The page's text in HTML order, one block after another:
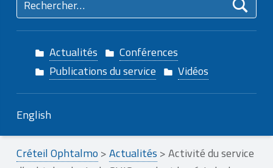
Actualités
Conférences
Publications du service
Vidéos
English
Créteil Ophtalmo >Actualités >Activité du service